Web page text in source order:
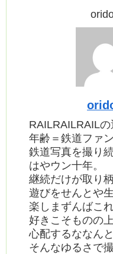
RAILRAILRAILの
年齢＝鉄道ファン
鉄道写真を撮り
はやウン十年。
継続だけが取り柄
遊びをせんとや
楽しまずんばこ
好きこそものの
心配するななん
そんなゆるさで